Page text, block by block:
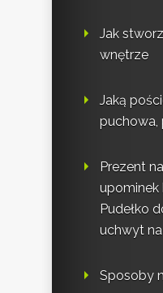
Jak
wnętrze
Jaką
puchowa,
Prezent
upominek
Pudełko
uchwyt
Sposoby